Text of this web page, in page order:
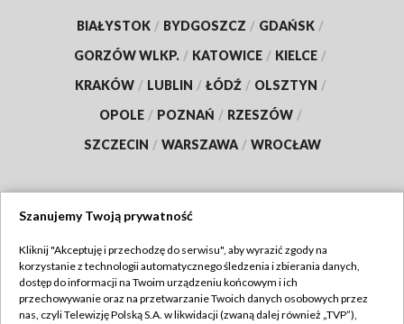
BIAŁYSTOK / BYDGOSZCZ / GDAŃSK /
GORZÓW WLKP. / KATOWICE / KIELCE /
KRAKÓW / LUBLIN / ŁÓDŹ / OLSZTYN /
OPOLE / POZNAŃ / RZESZÓW /
SZCZECIN / WARSZAWA / WROCŁAW
TVP
Abonament TVP
Regulamin TVP
Szanujemy Twoją prywatność
Kliknij "Akceptuję i przechodzę do serwisu", aby wyrazić zgody na
korzystanie z technologii automatycznego śledzenia i zbierania danych,
dostęp do informacji na Twoim urządzeniu końcowym i ich
przechowywanie oraz na przetwarzanie Twoich danych osobowych przez
nas, czyli Telewizję Polską S.A. w likwidacji (zwaną dalej również „TVP”),